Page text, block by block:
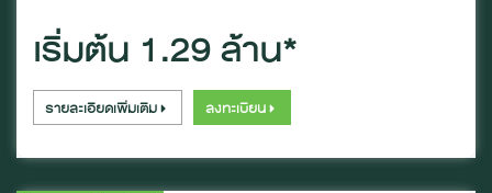
เริ่มต้น 1.29 ล้าน*
รายละเอียดเพิ่มเติม ลงทะเบียน